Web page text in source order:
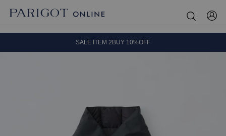
SALE ITEM 2BUY 10%OFF